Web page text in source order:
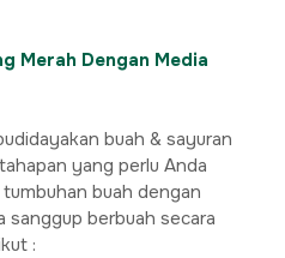
Merah Dengan Media
buah & sayuran
yang perlu Anda
buah dengan
berbuah secara
: